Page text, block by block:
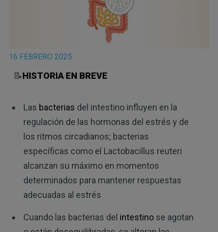
16 FEBRERO 2025
📝HISTORIA EN BREVE
Las bacterias del intestino influyen en la
regulación de las hormonas del estrés y de
los ritmos circadianos; bacterias
específicas como el Lactobacillus reuteri
alcanzan su máximo en momentos
determinados para mantener respuestas
adecuadas al estrés
Cuando las bacterias del intestinose agotan